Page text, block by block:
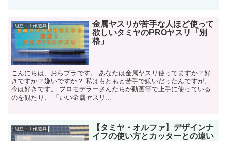
組立・工作道具
金属ヤスリが苦手な人ほど使って
欲しいタミヤのPROヤスリ「別
格」
こんにちは、おらプラです。 あなたは金属ヤスリ使ってますか？好
きですか？嫌いですか？ 私はもともと苦手で嫌いだったんですが、
今は好きです。 プロモデラーさんたちが動画等で上手に使っている
のを観たり、 「いい金属ヤスリ...
組立・工作道具
【タミヤ・オルファ】デザインナ
イフの使い方とカッターとの違い